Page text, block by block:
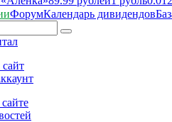
ФорумКалендарь дивидендов